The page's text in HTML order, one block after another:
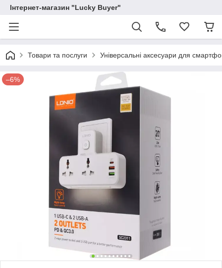
Інтернет-магазин "Lucky Buyer"
Товари та послуги Універсальні аксесуари для
–6%